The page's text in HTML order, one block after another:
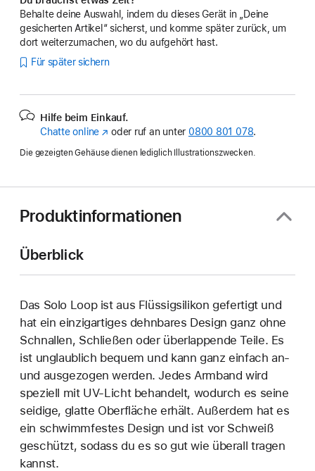
Behalte deine Auswahl, indem du dieses Gerät in „Deine
gesicherten Artikel“ sicherst, und komme später zurück, um
dort weiterzumachen, wo du aufgehört hast.
Für später sichern
Hilfe beim Einkauf.
Chatte online (Öffnet
neues
oder ruf an unter 0800 801 078.
Die gezeigten Gehäuse dienen lediglich Illustrationszwecken.
Produktinformationen
Überblick
Das Solo Loop ist aus Flüssigsilikon gefertigt und
hat ein einzigartiges dehn­bares Design ganz ohne
Schnallen, Schließen oder überlappende Teile. Es
ist unglaublich bequem und kann ganz einfach an‑
und ausgezogen werden. Jedes Armband wird
speziell mit UV-Licht behandelt, wodurch es seine
seidige, glatte Oberfläche erhält. Außerdem hat es
ein schwimmfestes Design und ist vor Schweiß
geschützt, sodass du es so gut wie überall tragen
kannst.